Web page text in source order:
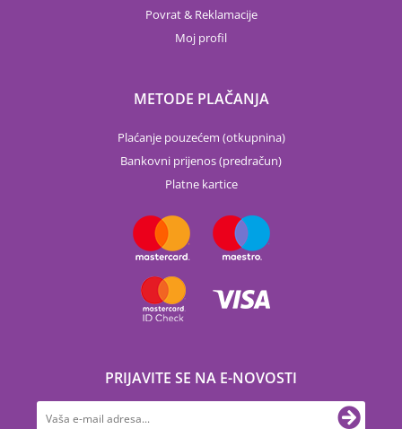
Povrat & Reklamacije
Moj profil
METODE PLAČANJA
Plaćanje pouzećem (otkupnina)
Bankovni prijenos (predračun)
Platne kartice
PRIJAVITE SE NA E-NOVOSTI